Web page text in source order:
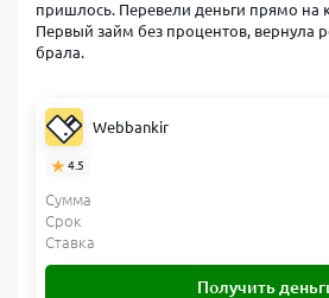
пришлось. Перевели деньги прямо на
Первый займ без процентов, вернула
брала.
Webbankir
4.5
Сумма
Срок
Ставка
Получить